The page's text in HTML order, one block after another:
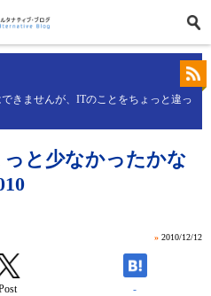
きませんが、ITのことをちょっと違っ
と少なかったかな
» 2010/12/12
-